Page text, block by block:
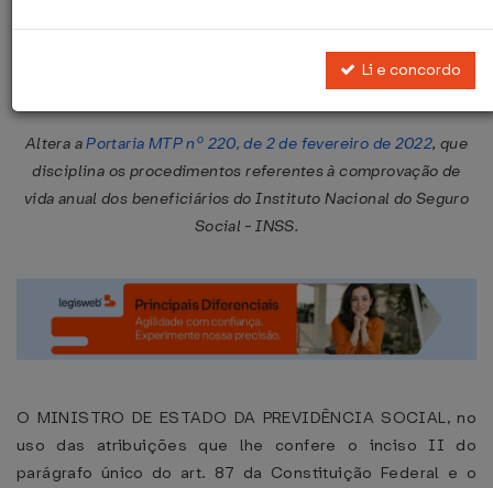
Altera aPortaria MTP nº 220, de 2 de fevereiro de 2022, que
disciplina os procedimentos referentes à comprovação de
vida anual dos beneficiários do Instituto Nacional do Seguro
Social - INSS.
O MINISTRO DE ESTADO DA PREVIDÊNCIA SOCIAL, no
uso das atribuições que lhe confere o inciso II do
parágrafo único do art. 87 da Constituição Federal e o
Li e concordo